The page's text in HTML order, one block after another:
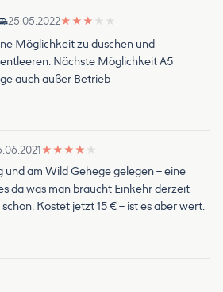
25.05.2022★ ★ ★ ★ ★
Möglichkeit zu duschen und
Nächste Möglichkeit A5
auch außer Betrieb
★ ★ ★ ★ ★
und am Wild Gehege gelegen – eine
da was man braucht Einkehr derzeit
Kostet jetzt 15 € – ist es aber wert.